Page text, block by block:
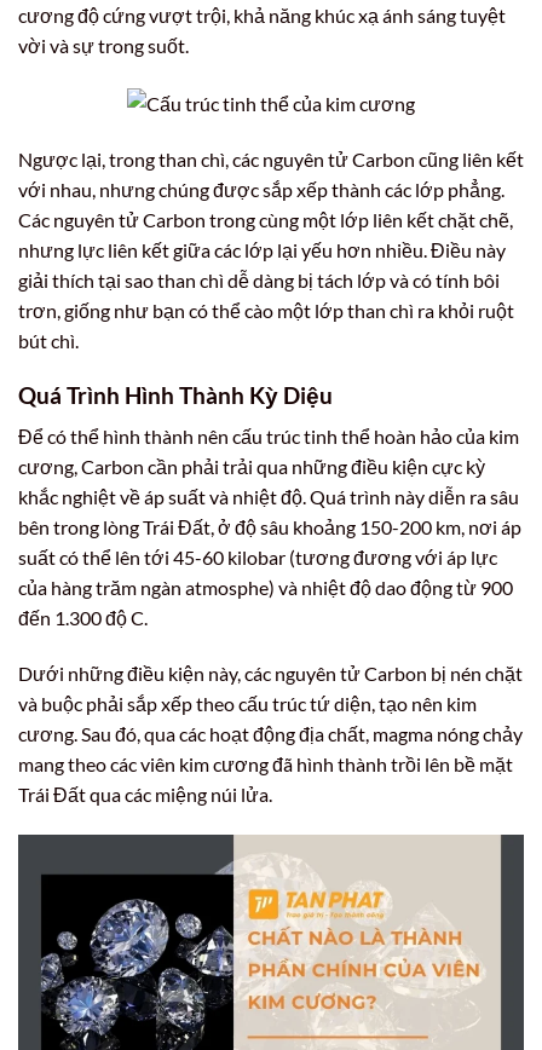
cương độ cứng vượt trội, khả năng khúc xạ ánh sáng tuyệt
vời và sự trong suốt.
Ngược lại, trong than chì, các nguyên tử Carbon cũng liên kết
với nhau, nhưng chúng được sắp xếp thành các lớp phẳng.
Các nguyên tử Carbon trong cùng một lớp liên kết chặt chẽ,
nhưng lực liên kết giữa các lớp lại yếu hơn nhiều. Điều này
giải thích tại sao than chì dễ dàng bị tách lớp và có tính bôi
trơn, giống như bạn có thể cào một lớp than chì ra khỏi ruột
bút chì.
Quá Trình Hình Thành Kỳ Diệu
Để có thể hình thành nên cấu trúc tinh thể hoàn hảo của kim
cương, Carbon cần phải trải qua những điều kiện cực kỳ
khắc nghiệt về áp suất và nhiệt độ. Quá trình này diễn ra sâu
bên trong lòng Trái Đất, ở độ sâu khoảng 150-200 km, nơi áp
suất có thể lên tới 45-60 kilobar (tương đương với áp lực
của hàng trăm ngàn atmosphe) và nhiệt độ dao động từ 900
đến 1.300 độ C.
Dưới những điều kiện này, các nguyên tử Carbon bị nén chặt
và buộc phải sắp xếp theo cấu trúc tứ diện, tạo nên kim
cương. Sau đó, qua các hoạt động địa chất, magma nóng chảy
mang theo các viên kim cương đã hình thành trồi lên bề mặt
Trái Đất qua các miệng núi lửa.